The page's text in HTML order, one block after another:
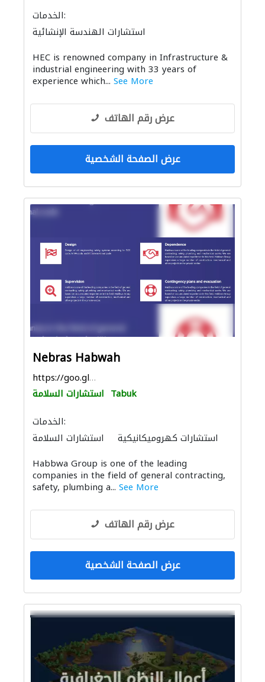
الخدمات:
استشارات الهندسة الإنشائية
التصميم المعماري
HEC is renowned company in Infrastructure &
industrial engineering with 33 years of
experience which... See More
عرض رقم الهاتف
عرض الصفحة الشخصية
Nebras Habwah
https://goo.gl/maps/zpskV1aVRJfK6L5K8
استشارات السلامة Tabuk
الخدمات:
استشارات السلامة
استشارات كهروميكانيكية
مقاولون لمكافحة الحريق الديكور الداخلي
التصميم المعماري
Habbwa Group is one of the leading
companies in the field of general contracting,
safety, plumbing a... See More
عرض رقم الهاتف
عرض الصفحة الشخصية